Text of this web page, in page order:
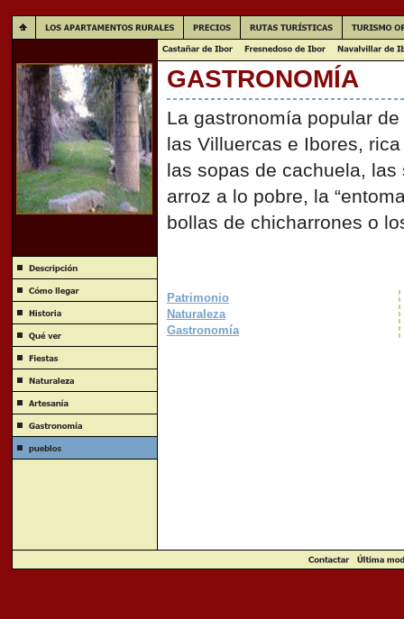
GASTRONOMÍA
La gastronomía popular
las Villuercas e Ibores,
las sopas de cachuela,
arroz a lo pobre, la
bollas de chicharrones o
Patrimonio
Naturaleza
Gastronomía